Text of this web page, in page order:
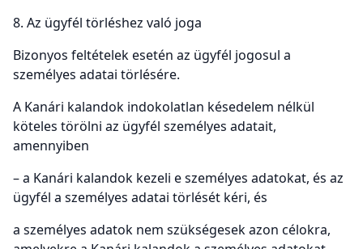
8. Az ügyfél törléshez való joga
Bizonyos feltételek esetén az ügyfél jogosul a
személyes adatai törlésére.
A Kanári kalandok indokolatlan késedelem nélkül
köteles törölni az ügyfél személyes adatait,
amennyiben
– a Kanári kalandok kezeli e személyes adatokat, és az
ügyfél a személyes adatai törlését kéri, és
a személyes adatok nem szükségesek azon célokra,